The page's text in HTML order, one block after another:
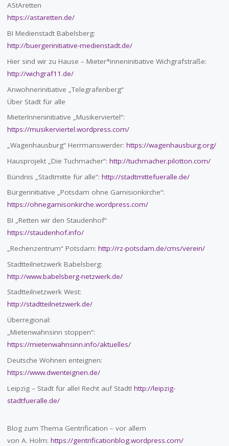
AStAretten
https://astaretten.de/
BI Medienstadt Babelsberg:
http://buergerinitiative-medienstadt.de/
Hier sind wir zu Hause – Mieter*inneninitiative Wichgrafstraße:
http://wichgraf11.de/
Anwohnerinitiative „Telegrafenberg“
Über Stadt für alle
MieterInneninitiative „Musikerviertel“:
https://musikerviertel.wordpress.com/
„Wagenhausburg“ Herrmanswerder: https://wagenhausburg.org/
Hausprojekt „Die Tuchmacher“: http://tuchmacher.pilotton.com/
Bündnis „Stadtmitte für alle“: http://stadtmittefueralle.de/
Bürgerinitiative „Potsdam ohne Garnisionkirche“:
https://ohnegarnisonkirche.wordpress.com/
BI „Retten wir den Staudenhof“
https://staudenhof.info/
„Rechenzentrum“ Potsdam: http://rz-potsdam.de/cms/verein/
Stadtteilnetzwerk Babelsberg:
http://www.babelsberg-netzwerk.de/
Stadtteilnetzwerk West:
http://stadtteilnetzwerk.de/
Überregional:
„Mietenwahnsinn stoppen“:
https://mietenwahnsinn.info/aktuelles/
Deutsche Wohnen enteignen:
https://www.dwenteignen.de/
Leipzig – Stadt für alle! Recht auf Stadt! http://leipzig-
stadtfueralle.de/
Blog zum Thema Gentrification – vor allem
von A. Holm: https://gentrificationblog.wordpress.com/